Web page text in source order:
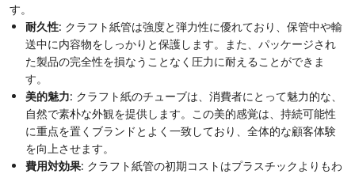
す。
耐久性: クラフト紙管は強度と弾力性に優れており、保管中や輸
送中に内容物をしっかりと保護します。また、パッケージされ
た製品の完全性を損なうことなく圧力に耐えることができま
す。
美的魅力: クラフト紙のチューブは、消費者にとって魅力的な、
自然で素朴な外観を提供します。この美的感覚は、持続可能性
に重点を置くブランドとよく一致しており、全体的な顧客体験
を向上させます。
費用対効果: クラフト紙管の初期コストはプラスチックよりもわ